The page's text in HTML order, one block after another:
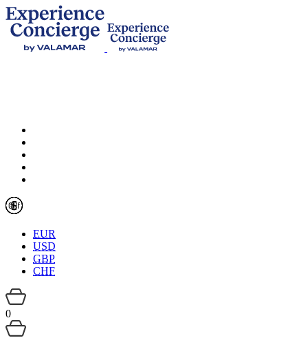
EUR
USD
GBP
CHF
0